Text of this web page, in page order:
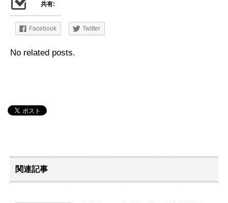
共有:
Facebook Twitter
No related posts.
関連記事